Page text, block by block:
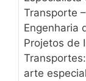
Transporte
Engenharia
Projetos de
arte